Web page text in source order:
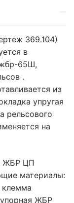
369.104)
в
жбр-65Ш,
.
из
упругая
рельсового
на
ЖБР ЦП
материалы:
ЖБР